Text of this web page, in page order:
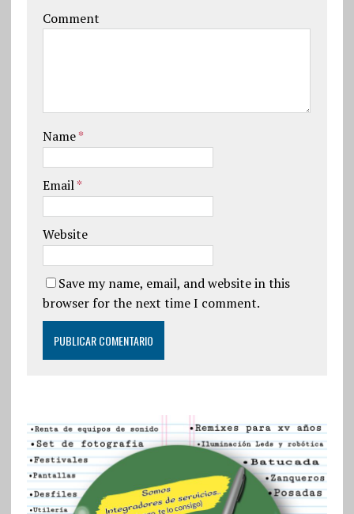
Comment
Name*
Email*
Website
Save my name, email, and website in this
browser for the next time I comment.